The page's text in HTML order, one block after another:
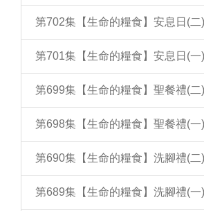
第702集【生命的糧食】安息日(二)
第701集【生命的糧食】安息日(一)
第699集【生命的糧食】聖餐禮(二)
第698集【生命的糧食】聖餐禮(一)
第690集【生命的糧食】洗腳禮(二)
第689集【生命的糧食】洗腳禮(一)